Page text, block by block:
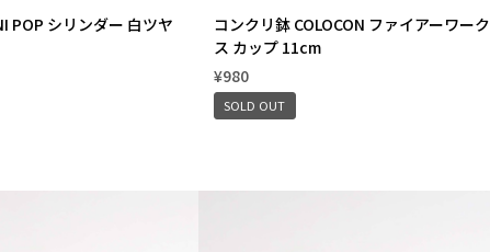
POP シリンダー 白ツヤ
コンクリ鉢 COLOCON ファイアーワーク
ス カップ 11cm
¥980
SOLD OUT